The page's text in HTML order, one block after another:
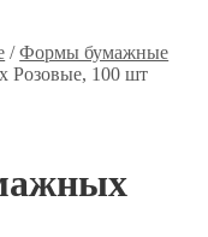
/Формы бумажные
Розовые, 100 шт